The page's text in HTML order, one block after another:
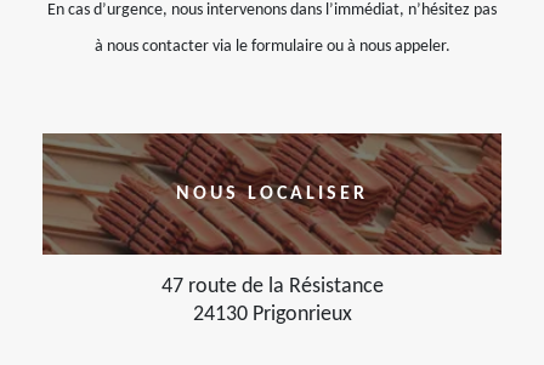
En cas d’urgence, nous intervenons dans l’immédiat, n’hésitez pas
à nous contacter via le formulaire ou à nous appeler.
NOUS LOCALISER
47 route de la Résistance
24130 Prigonrieux